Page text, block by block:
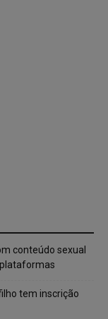
conteúdo sexual
tem inscrição